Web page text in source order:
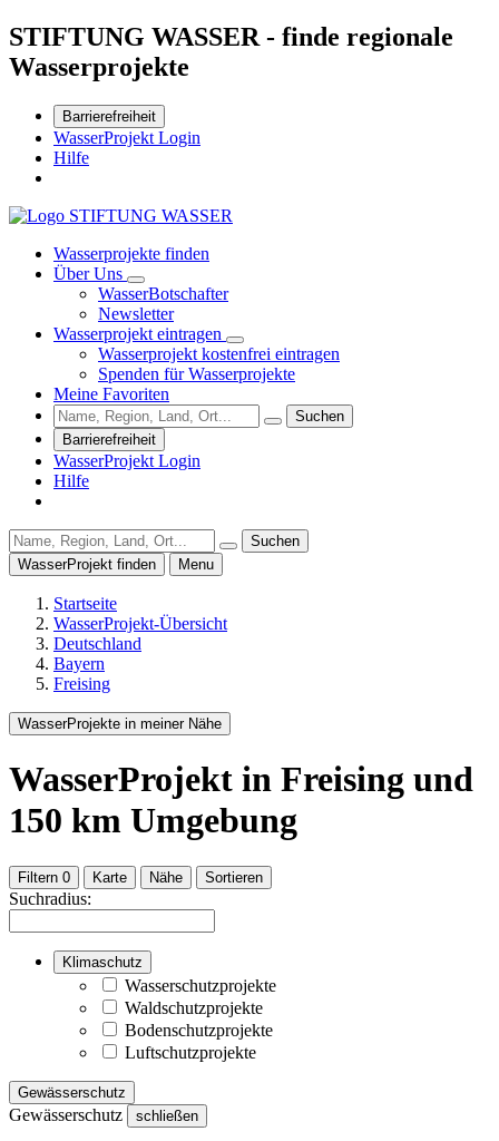
STIFTUNG WASSER - finde regionale
Wasserprojekte
Barrierefreiheit
WasserProjekt Login
Hilfe
Wasserprojekte finden
Über Uns
WasserBotschafter
Newsletter
Wasserprojekt eintragen
Wasserprojekt kostenfrei eintragen
Spenden für Wasserprojekte
Meine Favoriten
Suchen
Barrierefreiheit
WasserProjekt Login
Hilfe
Suchen
WasserProjekt finden
Menu
Startseite
WasserProjekt-Übersicht
Deutschland
Bayern
Freising
WasserProjekte in meiner Nähe
WasserProjekt in Freising und
150 km Umgebung
Filtern 0 Karte Nähe Sortieren
Suchradius:
Klimaschutz
Wasserschutzprojekte
Waldschutzprojekte
Bodenschutzprojekte
Luftschutzprojekte
Gewässerschutz
Gewässerschutz schließen